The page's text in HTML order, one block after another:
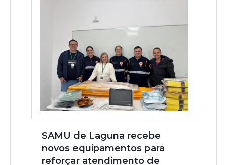
SAMU de Laguna recebe
novos equipamentos para
reforçar atendimento de